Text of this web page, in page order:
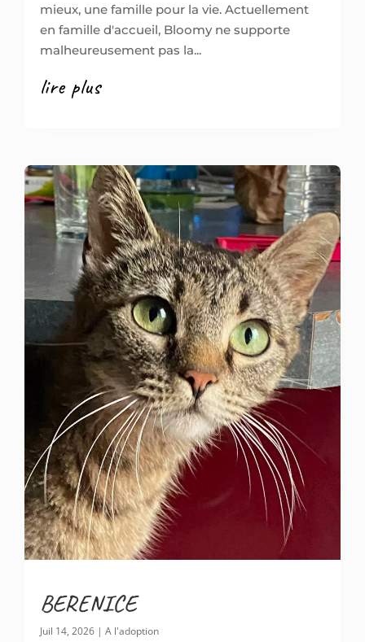
mieux, une famille pour la vie. Actuellement
en famille d'accueil, Bloomy ne supporte
malheureusement pas la...
lire plus
BERENICE
Juil 14, 2026 | A l'adoption